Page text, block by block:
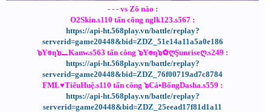
- - - vs Zô nào :
O2Skin.s110 tấn công nglk123.s567 :
https://api-ht.568play.vn/battle/replay?
serverid=game20448&bid=ZDZ_51e14a11a5a0e186
๖Y๏ƞ๖⚊Kanw.s563 tấn công ๖Y๏ƞ๖✿ღŞunriseღ.s249 :
https://api-ht.568play.vn/battle/replay?
serverid=game20448&bid=ZDZ_76f00719ad7c8784
FML♥TiểuHuệ.s110 tấn công ๖Cá•BốngDasha.s559 :
https://api-ht.568play.vn/battle/replay?
serverid=game20448&bid=ZDZ_25eead17f81d1a11